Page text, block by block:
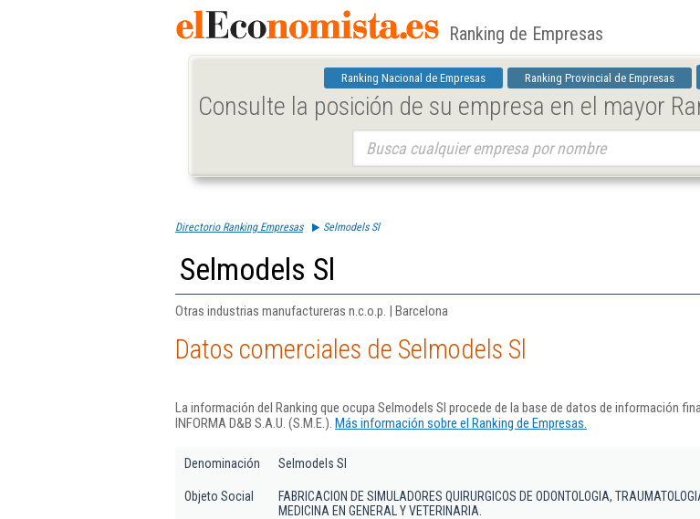
Ranking de Empresas
Ranking Nacional de Empresas Ranking Provincial de Empresas
Consulte la posición de su empresa en el mayor
Directorio Ranking Empresas Selmodels Sl
Selmodels Sl
Otras industrias manufactureras n.c.o.p. | Barcelona
Datos comerciales de Selmodels Sl
La información del Ranking que ocupa Selmodels Sl procede de la base de datos de información
INFORMA D&B S.A.U. (S.M.E.). Más información sobre el Ranking de Empresas.
Denominación Selmodels Sl
Objeto Social
FABRICACION DE SIMULADORES QUIRURGICOS DE ODONTOLOGIA,
MEDICINA EN GENERAL Y VETERINARIA.